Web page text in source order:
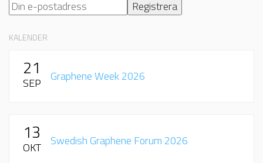
KALENDER
21
SEP Graphene Week 2026
13
OKT Swedish Graphene Forum 2026